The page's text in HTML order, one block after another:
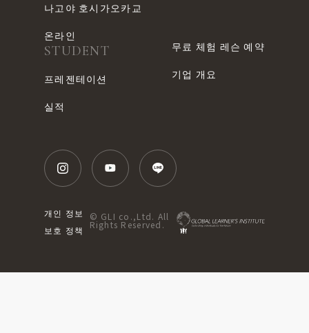
나고야 호시가오카교
온라인
STUDENT
프레젠테이션
실적
무료 체험 레슨 예약
기업 개요
개인 정보
보호 정책
© GLI co.,Ltd. All
Rights Reserved.